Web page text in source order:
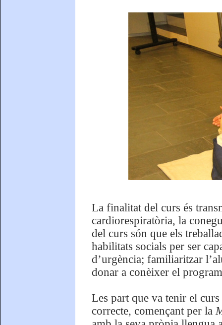
La finalitat del curs és
cardiorespiratòria, la
del curs són que els
habilitats socials per ser
d’urgència; familiaritzar
donar a conèixer el
Les part que va tenir el
correcte, començant per la